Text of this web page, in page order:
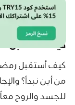
كيف نستقبل
كيف أستقبل
من أين نبدأ؟
للجسد والروح